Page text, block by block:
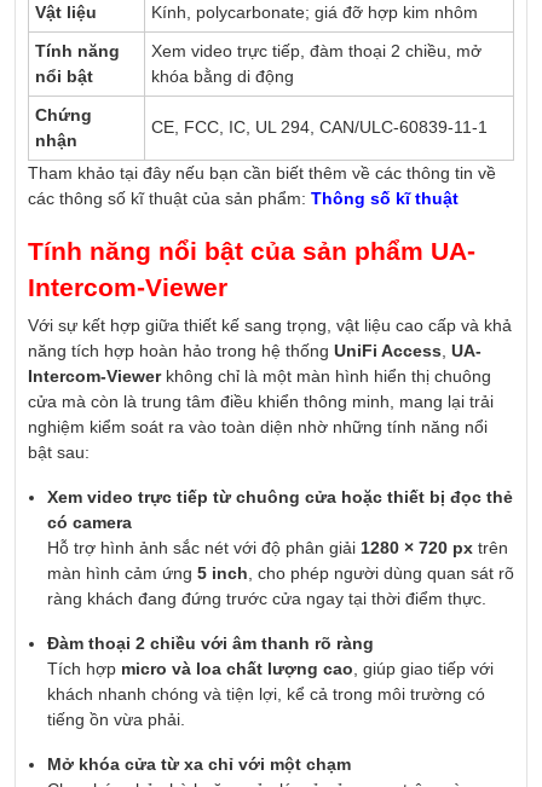
Vật liệu
Kính, polycarbonate; giá đỡ hợp kim nhôm
Tính năng
nổi bật
Xem video trực tiếp, đàm thoại 2 chiều, mở
khóa bằng di động
Chứng
nhận
CE, FCC, IC, UL 294, CAN/ULC-60839-11-1
Tham khảo tại đây nếu bạn cần biết thêm về các thông tin về
các thông số kĩ thuật của sản phẩm: Thông số kĩ thuật
Tính năng nổi bật của sản phẩm UA-
Intercom-Viewer
Với sự kết hợp giữa thiết kế sang trọng, vật liệu cao cấp và khả
năng tích hợp hoàn hảo trong hệ thống UniFi Access, UA-
Intercom-Viewerkhông chỉ là một màn hình hiển thị chuông
cửa mà còn là trung tâm điều khiển thông minh, mang lại trải
nghiệm kiểm soát ra vào toàn diện nhờ những tính năng nổi
bật sau:
Xem video trực tiếp từ chuông cửa hoặc thiết bị đọc thẻ
có camera
Hỗ trợ hình ảnh sắc nét với độ phân giải 1280 × 720 px trên
màn hình cảm ứng 5 inch, cho phép người dùng quan sát rõ
ràng khách đang đứng trước cửa ngay tại thời điểm thực.
Đàm thoại 2 chiều với âm thanh rõ ràng
Tích hợp micro và loa chất lượng cao, giúp giao tiếp với
khách nhanh chóng và tiện lợi, kể cả trong môi trường có
tiếng ồn vừa phải.
Mở khóa cửa từ xa chỉ với một chạm